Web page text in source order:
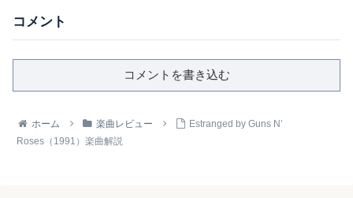
コメント
コメントを書き込む
ホーム 楽曲レビュー
Estranged by Guns N’
Roses（1991）楽曲解説